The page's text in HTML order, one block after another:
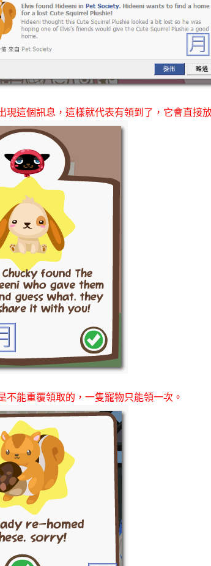
現這個訊息，這樣就代表有領到了，它會直接
不能重覆領取的，一隻寵物只能領一次。